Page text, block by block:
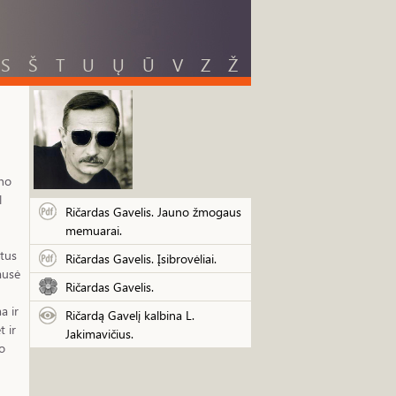
S Š T U Ų Ū V Z Ž
ir
ir
Ričardas Gavelis. Jauno žmogaus
memuarai.
Ričardas Gavelis. Įsibrovėliai.
Ričardas Gavelis.
Ričardą Gavelį kalbina L.
Jakimavičius.